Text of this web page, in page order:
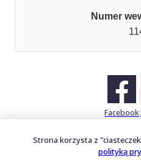
Numer
Facebook
Strona korzysta z
polityką